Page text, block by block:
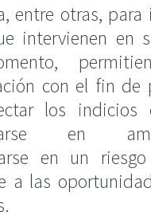
entre otras,
intervienen en
con el fin de
los
en
en un
a las